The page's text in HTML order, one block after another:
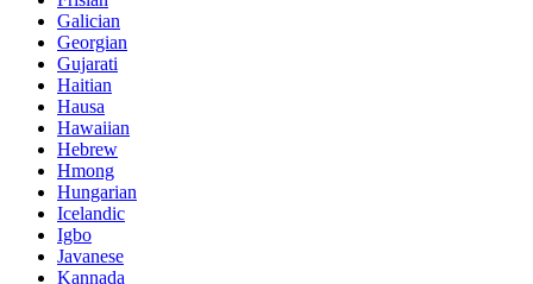
Galician
Georgian
Gujarati
Haitian
Hausa
Hawaiian
Hebrew
Hmong
Hungarian
Icelandic
Igbo
Javanese
Kannada